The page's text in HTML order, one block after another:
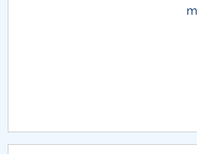
CAR2026